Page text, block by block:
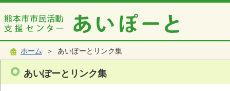
ホーム ＞ あいぽーとリンク集
あいぽーとリンク集